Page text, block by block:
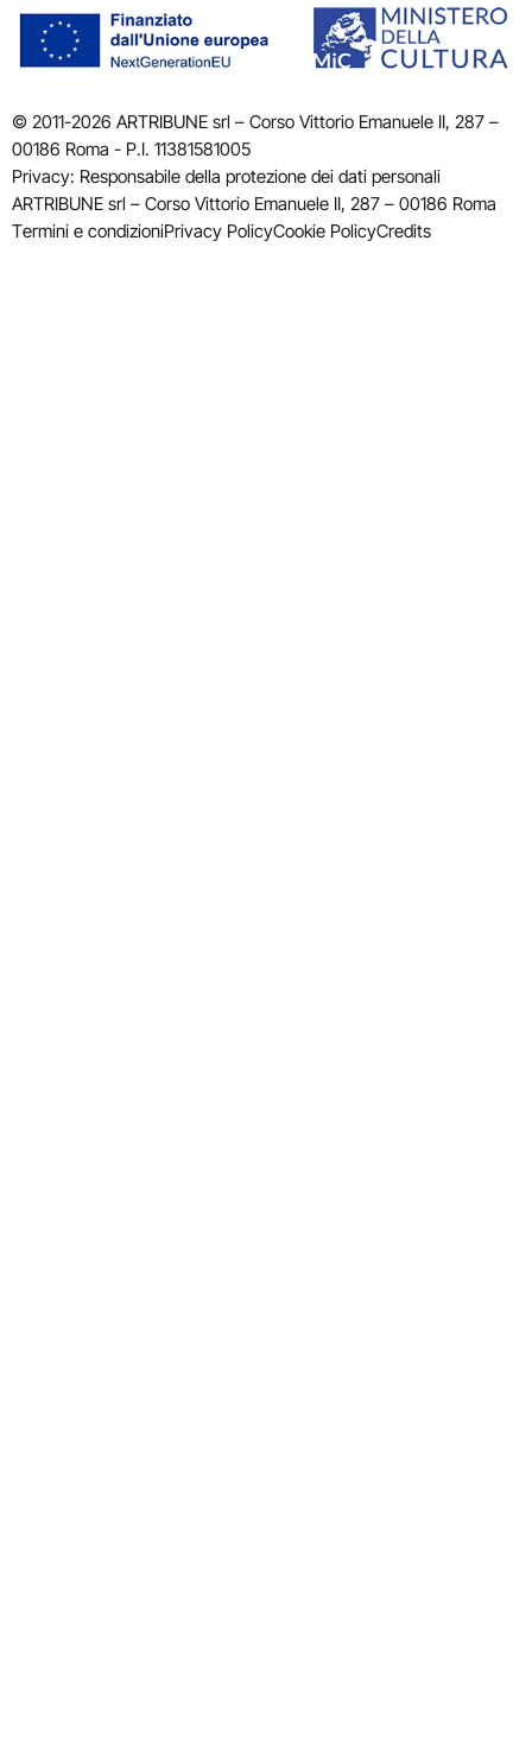
© 2011-2026 ARTRIBUNE srl – Corso Vittorio Emanuele II, 287 –
00186 Roma - P.I. 11381581005
Privacy: Responsabile della protezione dei dati personali
ARTRIBUNE srl – Corso Vittorio Emanuele II, 287 – 00186 Roma
Termini e condizioniPrivacy PolicyCookie PolicyCredits